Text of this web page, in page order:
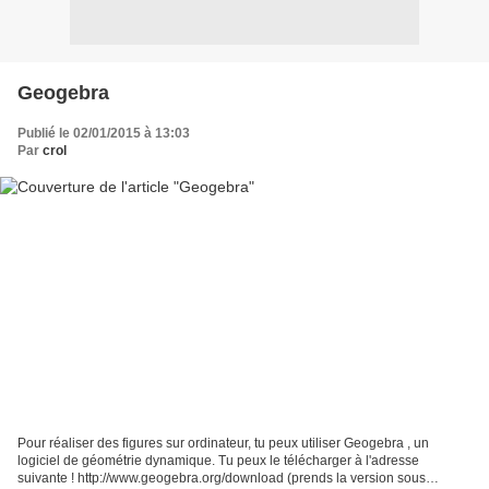
Geogebra
Publié le 02/01/2015 à 13:03
Par crol
Pour réaliser des figures sur ordinateur, tu peux utiliser Geogebra , un
logiciel de géométrie dynamique. Tu peux le télécharger à l'adresse
suivante ! http://www.geogebra.org/download (prends la version sous